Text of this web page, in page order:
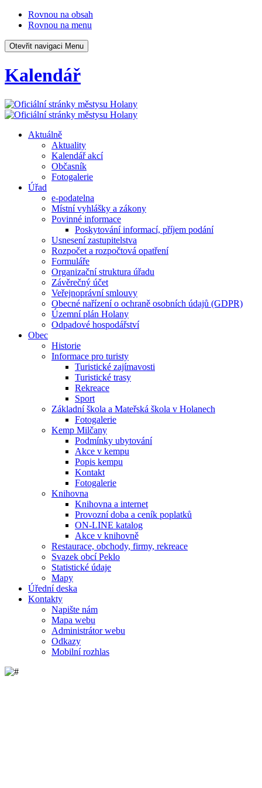
Rovnou na obsah
Rovnou na menu
Otevřit navigaci Menu
Kalendář
Aktuálně
Aktuality
Kalendář akcí
Občasník
Fotogalerie
Úřad
e-podatelna
Místní vyhlášky a zákony
Povinné informace
Poskytování informací, příjem podání
Usnesení zastupitelstva
Rozpočet a rozpočtová opatření
Formuláře
Organizační struktura úřadu
Závěrečný účet
Veřejnoprávní smlouvy
Obecné nařízení o ochraně osobních údajů (GDPR)
Územní plán Holany
Odpadové hospodářství
Obec
Historie
Informace pro turisty
Turistické zajímavosti
Turistické trasy
Rekreace
Sport
Základní škola a Mateřská škola v Holanech
Fotogalerie
Kemp Milčany
Podmínky ubytování
Akce v kempu
Popis kempu
Kontakt
Fotogalerie
Knihovna
Knihovna a internet
Provozní doba a ceník poplatků
ON-LINE katalog
Akce v knihovně
Restaurace, obchody, firmy, rekreace
Svazek obcí Peklo
Statistické údaje
Mapy
Úřední deska
Kontakty
Napište nám
Mapa webu
Administrátor webu
Odkazy
Mobilní rozhlas